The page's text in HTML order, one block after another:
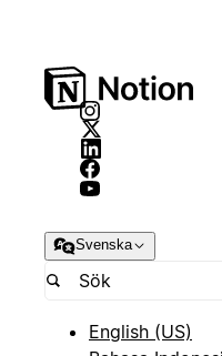
Svenska
English (US)